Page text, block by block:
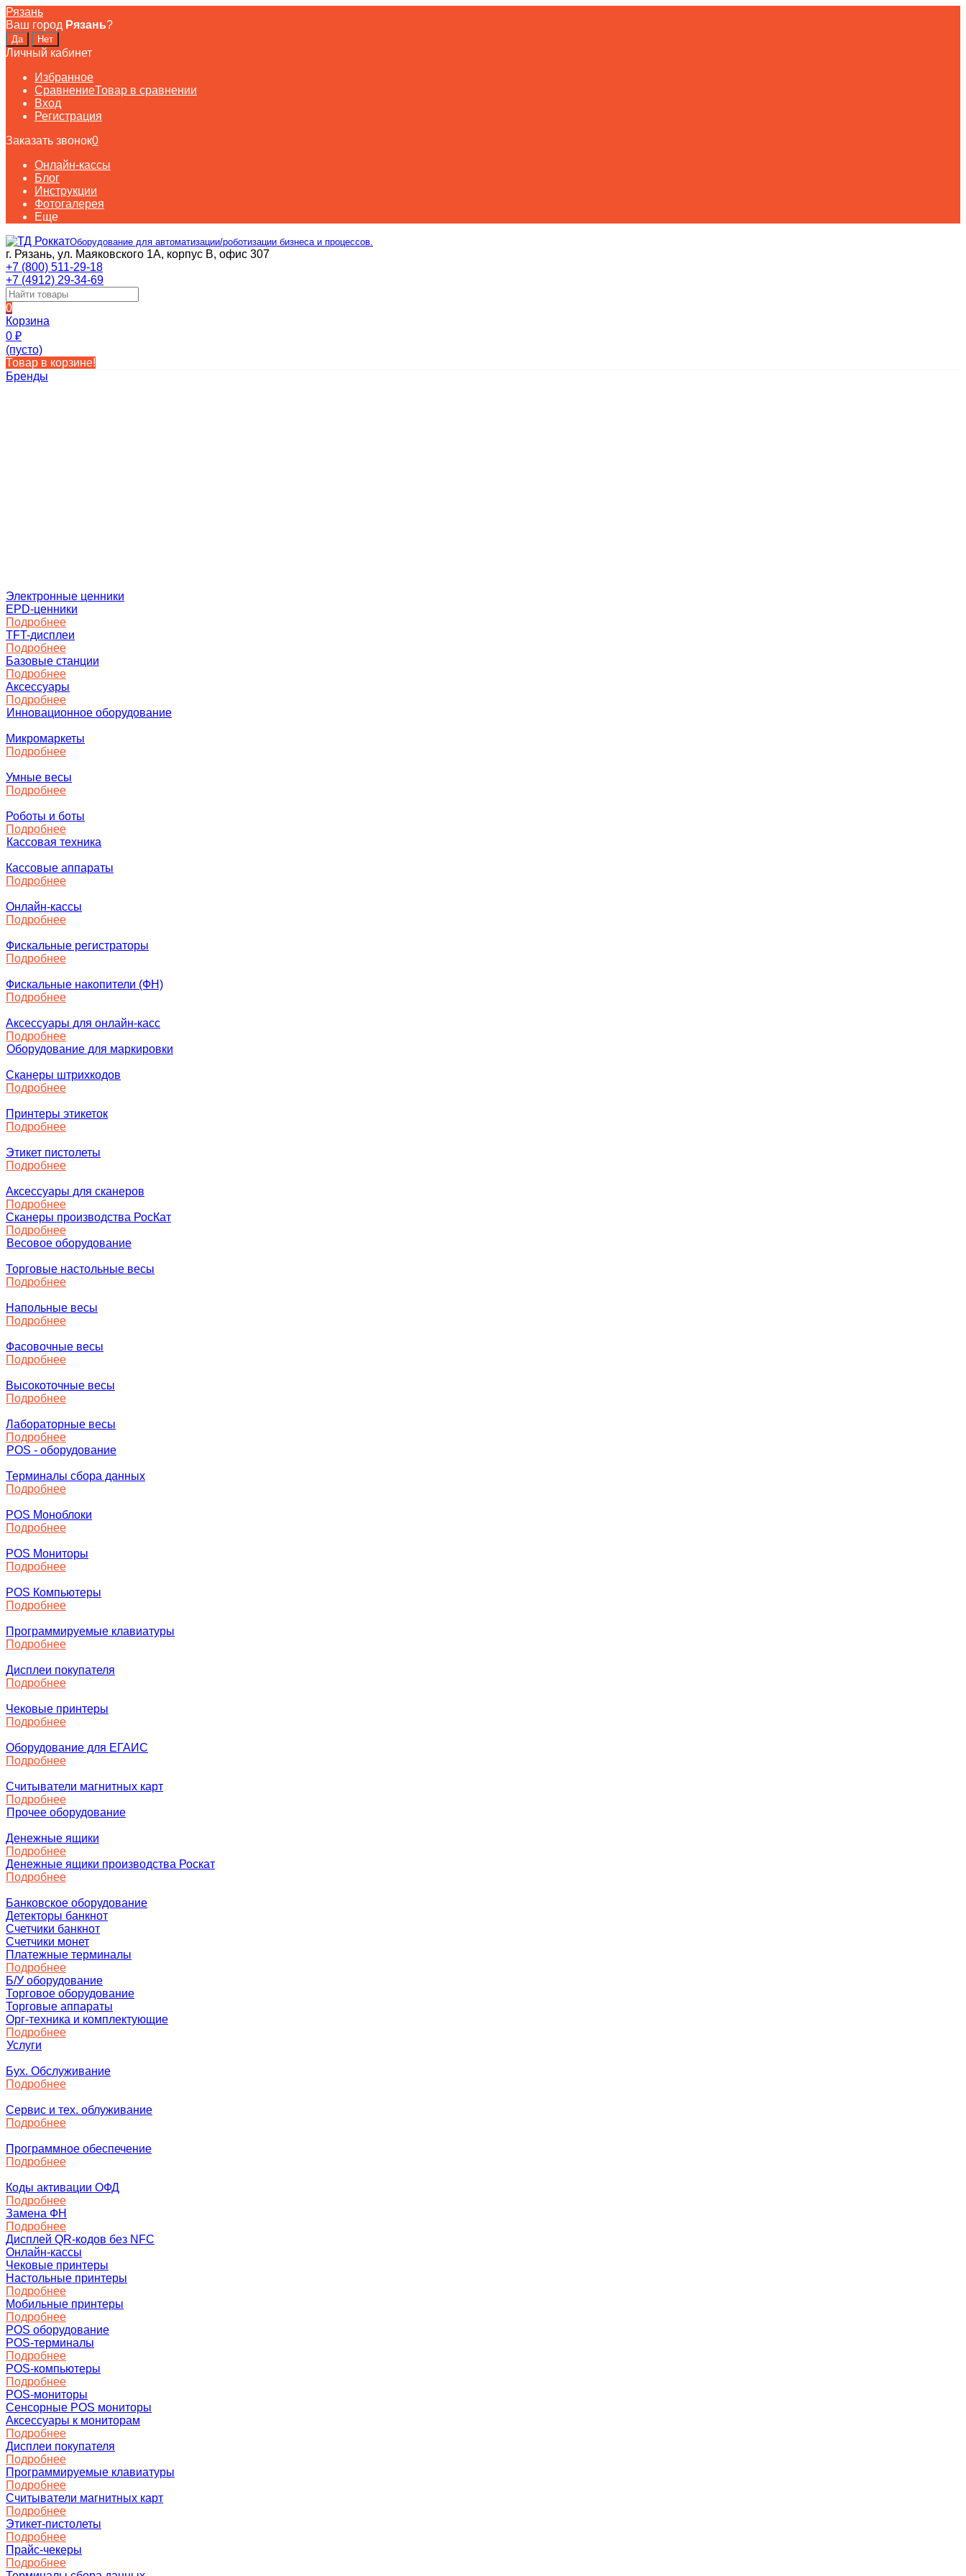
Рязань
Ваш город Рязань?
Личный кабинет
Избранное
СравнениеТовар в сравнении
Вход
Регистрация
Заказать звонок0
Онлайн-кассы
Блог
Инструкции
Фотогалерея
Еще
Оборудование для автоматизации/роботизации бизнеса и процессов.
г. Рязань, ул. Маяковского 1А, корпус B, офис 307
+7 (800) 511-29-18
+7 (4912) 29-34-69
0
Корзина
0 ₽
(пусто)
Товар в корзине!
Бренды
Электронные ценники
EPD-ценники
Подробнее
TFT-дисплеи
Подробнее
Базовые станции
Подробнее
Аксессуары
Подробнее
Инновационное оборудование
Микромаркеты
Подробнее
Умные весы
Подробнее
Роботы и боты
Подробнее
Кассовая техника
Кассовые аппараты
Подробнее
Онлайн-кассы
Подробнее
Фискальные регистраторы
Подробнее
Фискальные накопители (ФН)
Подробнее
Аксессуары для онлайн-касс
Подробнее
Оборудование для маркировки
Сканеры штрихкодов
Подробнее
Принтеры этикеток
Подробнее
Этикет пистолеты
Подробнее
Аксессуары для сканеров
Подробнее
Сканеры производства РосКат
Подробнее
Весовое оборудование
Торговые настольные весы
Подробнее
Напольные весы
Подробнее
Фасовочные весы
Подробнее
Высокоточные весы
Подробнее
Лабораторные весы
Подробнее
POS - оборудование
Терминалы сбора данных
Подробнее
POS Моноблоки
Подробнее
POS Мониторы
Подробнее
POS Компьютеры
Подробнее
Программируемые клавиатуры
Подробнее
Дисплеи покупателя
Подробнее
Чековые принтеры
Подробнее
Оборудование для ЕГАИС
Подробнее
Считыватели магнитных карт
Подробнее
Прочее оборудование
Денежные ящики
Подробнее
Денежные ящики производства Роскат
Подробнее
Банковское оборудование
Детекторы банкнот
Счетчики банкнот
Счетчики монет
Платежные терминалы
Подробнее
Б/У оборудование
Торговое оборудование
Торговые аппараты
Орг-техника и комплектующие
Подробнее
Услуги
Бух. Обслуживание
Подробнее
Сервис и тех. облуживание
Подробнее
Программное обеспечение
Подробнее
Коды активации ОФД
Подробнее
Замена ФН
Подробнее
Дисплей QR-кодов без NFC
Онлайн-кассы
Чековые принтеры
Настольные принтеры
Подробнее
Мобильные принтеры
Подробнее
POS оборудование
POS-терминалы
Подробнее
POS-компьютеры
Подробнее
POS-мониторы
Сенсорные POS мониторы
Аксессуары к мониторам
Подробнее
Дисплеи покупателя
Подробнее
Программируемые клавиатуры
Подробнее
Считыватели магнитных карт
Подробнее
Этикет-пистолеты
Подробнее
Прайс-чекеры
Подробнее